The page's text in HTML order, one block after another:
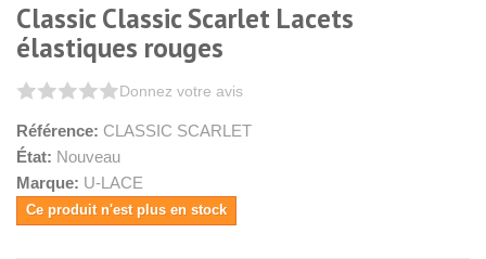
Classic Classic Scarlet Lacets
élastiques rouges
Donnez votre avis
Référence: CLASSIC SCARLET
État: Nouveau
Marque: U-LACE
Ce produit n'est plus en stock